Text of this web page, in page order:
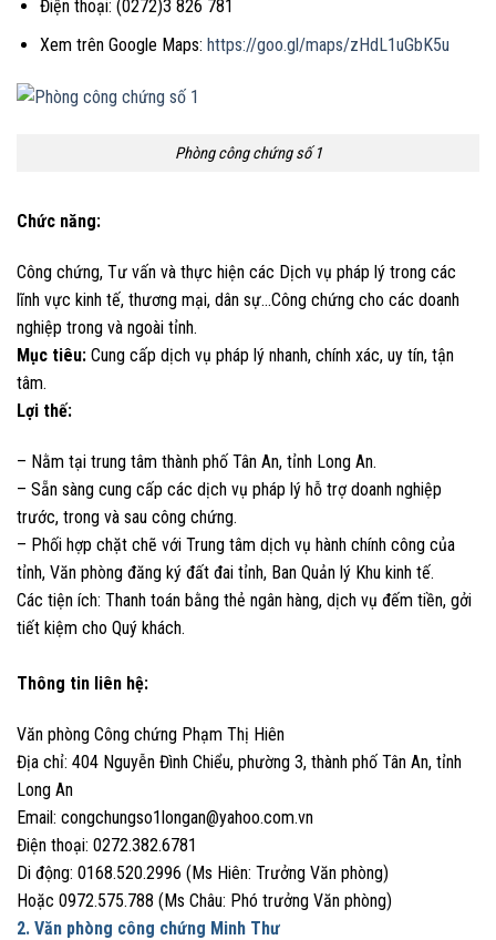
Điện thoại: (0272)3 826 781
Xem trên Google Maps: https://goo.gl/maps/zHdL1uGbK5u
Phòng công chứng số 1
Chức năng:
Công chứng, Tư vấn và thực hiện các Dịch vụ pháp lý trong các
lĩnh vực kinh tế, thương mại, dân sự…Công chứng cho các doanh
nghiệp trong và ngoài tỉnh.
Mục tiêu: Cung cấp dịch vụ pháp lý nhanh, chính xác, uy tín, tận
tâm.
Lợi thế:
– Nằm tại trung tâm thành phố Tân An, tỉnh Long An.
– Sẵn sàng cung cấp các dịch vụ pháp lý hỗ trợ doanh nghiệp
trước, trong và sau công chứng.
– Phối hợp chặt chẽ với Trung tâm dịch vụ hành chính công của
tỉnh, Văn phòng đăng ký đất đai tỉnh, Ban Quản lý Khu kinh tế.
Các tiện ích: Thanh toán bằng thẻ ngân hàng, dịch vụ đếm tiền, gởi
tiết kiệm cho Quý khách.
Thông tin liên hệ:
Văn phòng Công chứng Phạm Thị Hiên
Địa chỉ: 404 Nguyễn Đình Chiểu, phường 3, thành phố Tân An, tỉnh
Long An
Email: congchungso1longan@yahoo.com.vn
Điện thoại: 0272.382.6781
Di động: 0168.520.2996 (Ms Hiên: Trưởng Văn phòng)
Hoặc 0972.575.788 (Ms Châu: Phó trưởng Văn phòng)
2. Văn phòng công chứng Minh Thư